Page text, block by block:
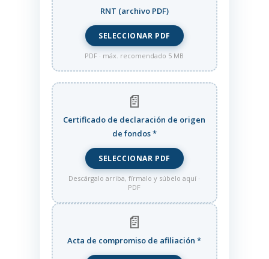
RNT (archivo PDF)
SELECCIONAR PDF
PDF · máx. recomendado 5 MB
📄
Certificado de declaración de origen
de fondos*
SELECCIONAR PDF
Descárgalo arriba, fírmalo y súbelo aquí ·
PDF
📄
Acta de compromiso de afiliación*